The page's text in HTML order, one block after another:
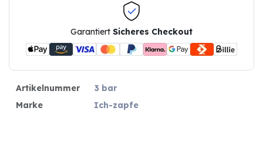
Garantiert Sicheres Checkout
Artikelnummer
3 bar
Marke
Ich-zapfe